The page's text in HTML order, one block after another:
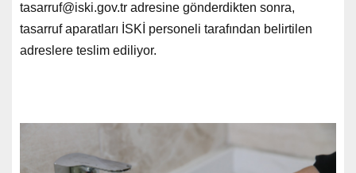
tasarruf@iski.gov.tr adresine gönderdikten sonra,
tasarruf aparatları İSKİ personeli tarafından belirtilen
adreslere teslim ediliyor.